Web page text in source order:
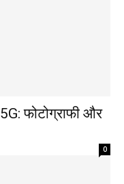
फोटोग्राफी और
0